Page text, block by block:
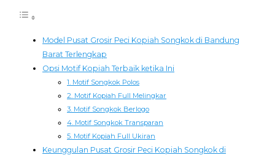
Model Pusat Grosir Peci Kopiah Songkok di Bandung
Barat Terlengkap
Opsi Motif Kopiah Terbaik ketika Ini
1. Motif Songkok Polos
2. Motif Kopiah Full Melingkar
3. Motif Songkok Berlogo
4. Motif Songkok Transparan
5. Motif Kopiah Full Ukiran
Keunggulan Pusat Grosir Peci Kopiah Songkok di